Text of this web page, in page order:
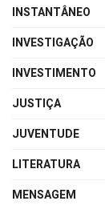
INSTANTÂNEO
INVESTIGAÇÃO
INVESTIMENTO
JUSTIÇA
JUVENTUDE
LITERATURA
MENSAGEM